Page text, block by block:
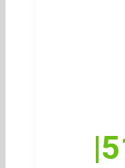
|51678199|